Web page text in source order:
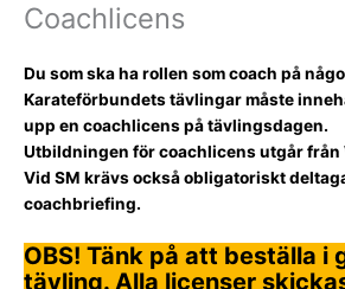
Coachlicens
Du som ska ha rollen som coach på
Karateförbundets tävlingar måste
upp en coachlicens på tävlingsdagen.
Utbildningen för coachlicens utgår från
Vid SM krävs också obligatoriskt
coachbriefing.
OBS! Tänk på att beställa i
tävling. Alla licenser